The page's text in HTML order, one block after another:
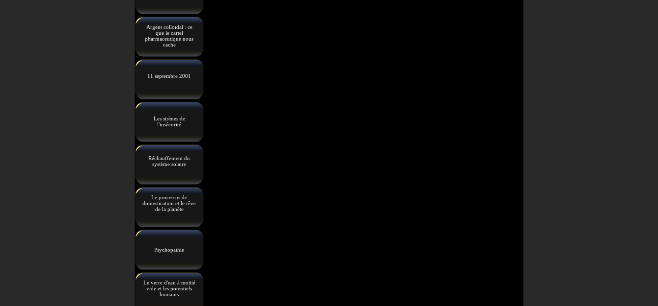
Argent colloïdal : ce
que le cartel
pharmaceutique nous
cache
11 septembre 2001
Les sirènes de
l'insécurité
Réchauffement du
système solaire
Le processus de
domestication et le rêve
de la planète
Psychopathie
Le verre d'eau à moitié
vide et les potentiels
humains